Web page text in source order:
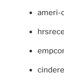
ameri-